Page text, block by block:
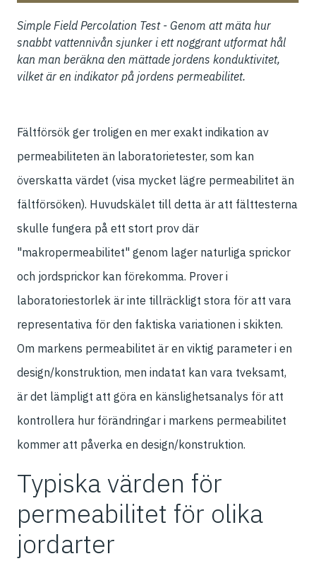
Simple Field Percolation Test - Genom att mäta hur
snabbt vattennivån sjunker i ett noggrant utformat hål
kan man beräkna den mättade jordens konduktivitet,
vilket är en indikator på jordens permeabilitet.
Fältförsök ger troligen en mer exakt indikation av
permeabiliteten än laboratorietester, som kan
överskatta värdet (visa mycket lägre permeabilitet än
fältförsöken). Huvudskälet till detta är att fälttesterna
skulle fungera på ett stort prov där
"makropermeabilitet" genom lager naturliga sprickor
och jordsprickor kan förekomma. Prover i
laboratoriestorlek är inte tillräckligt stora för att vara
representativa för den faktiska variationen i skikten.
Om markens permeabilitet är en viktig parameter i en
design/konstruktion, men indatat kan vara tveksamt,
är det lämpligt att göra en känslighetsanalys för att
kontrollera hur förändringar i markens permeabilitet
kommer att påverka en design/konstruktion.
Typiska värden för
permeabilitet för olika
jordarter